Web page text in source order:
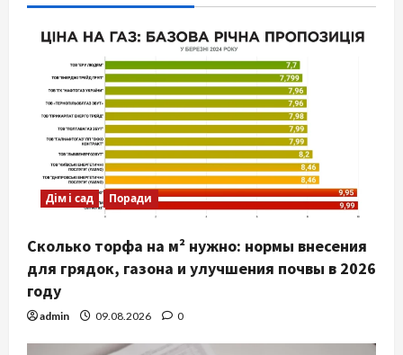
Дім і сад Поради
Сколько торфа на м² нужно: нормы внесения
для грядок, газона и улучшения почвы в 2026
году
admin 09.08.2026 0